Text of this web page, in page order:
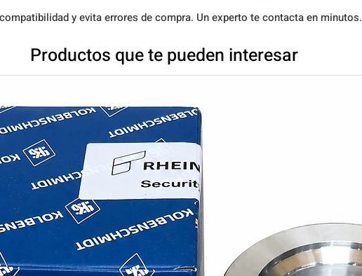
y evita errores de compra. Un experto te contacta en minutos.
Productos que te pueden interesar